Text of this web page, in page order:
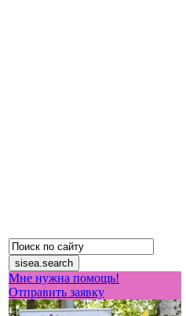
Мне нужна помощь!
Отправить заявку